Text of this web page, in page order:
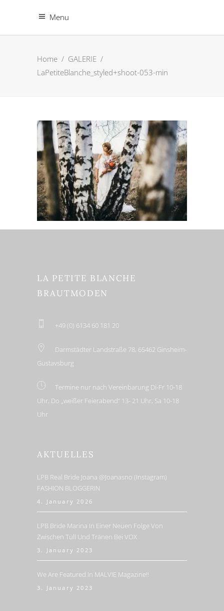
Menu
Home / GALERIE /
LaPetiteBlanche_styled+shoot-053-min
LA PETITE BLANCHE
BRAUTMODEN
+49 (0) 6134 60 181 20
Darmstädter Landstraße 78, 65462 Ginsheim-
Gustavsburg
Termine nur nach Vereinbarung Di-Fr 10-18
Uhr, Do „weißer Feierabend“ 13- 21 Uhr, Sa 10-18
Uhr
AKTUELLES
LPB Real Bride Joana @joanasno (Instagram)
FASHION BLOGGERIN
4. January 2026
LPB Bride Marina In Einer Neuen Folge Von
Zwischen Tüll Und Tränen Bei VOX
3. January 2023
We Are Featured In MALVIE Magazine!!
3. January 2023